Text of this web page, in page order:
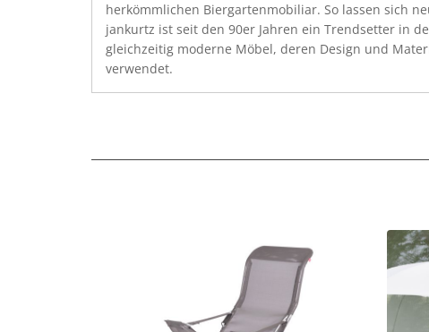
herkömmlichen Biergartenmobiliar. So lassen sich
jankurtz ist seit den 90er Jahren ein Trendsetter in
gleichzeitig moderne Möbel, deren Design und
verwendet.